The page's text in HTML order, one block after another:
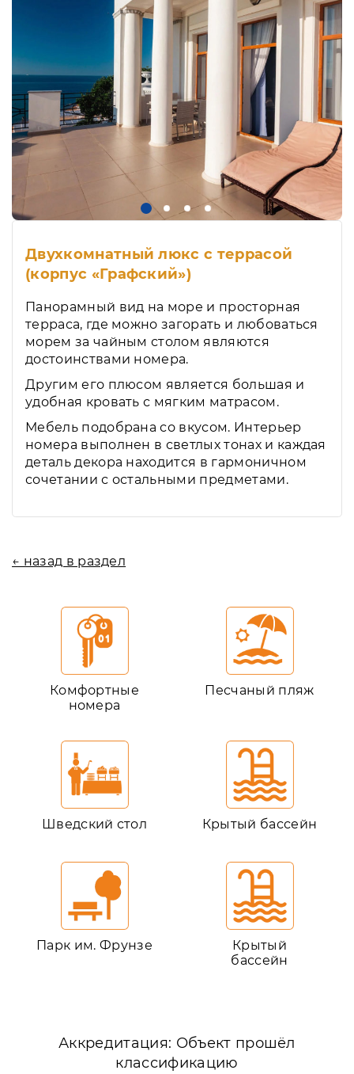
Двухкомнатный люкс с террасой
(корпус «Графский»)
Панорамный вид на море и просторная
терраса, где можно загорать и любоваться
морем за чайным столом являются
достоинствами номера.
Другим его плюсом является большая и
удобная кровать с мягким матрасом.
Мебель подобрана со вкусом. Интерьер
номера выполнен в светлых тонах и каждая
деталь декора находится в гармоничном
сочетании с остальными предметами.
← назад в раздел
Комфортные
номера
Песчаный пляж
Шведский стол Крытый бассейн
Парк им. Фрунзе
Крытый
бассейн
Аккредитация: Объект прошёл
классификацию